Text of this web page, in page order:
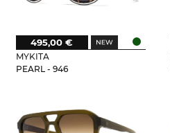
MYKITA
PEARL - 946
495,00 €